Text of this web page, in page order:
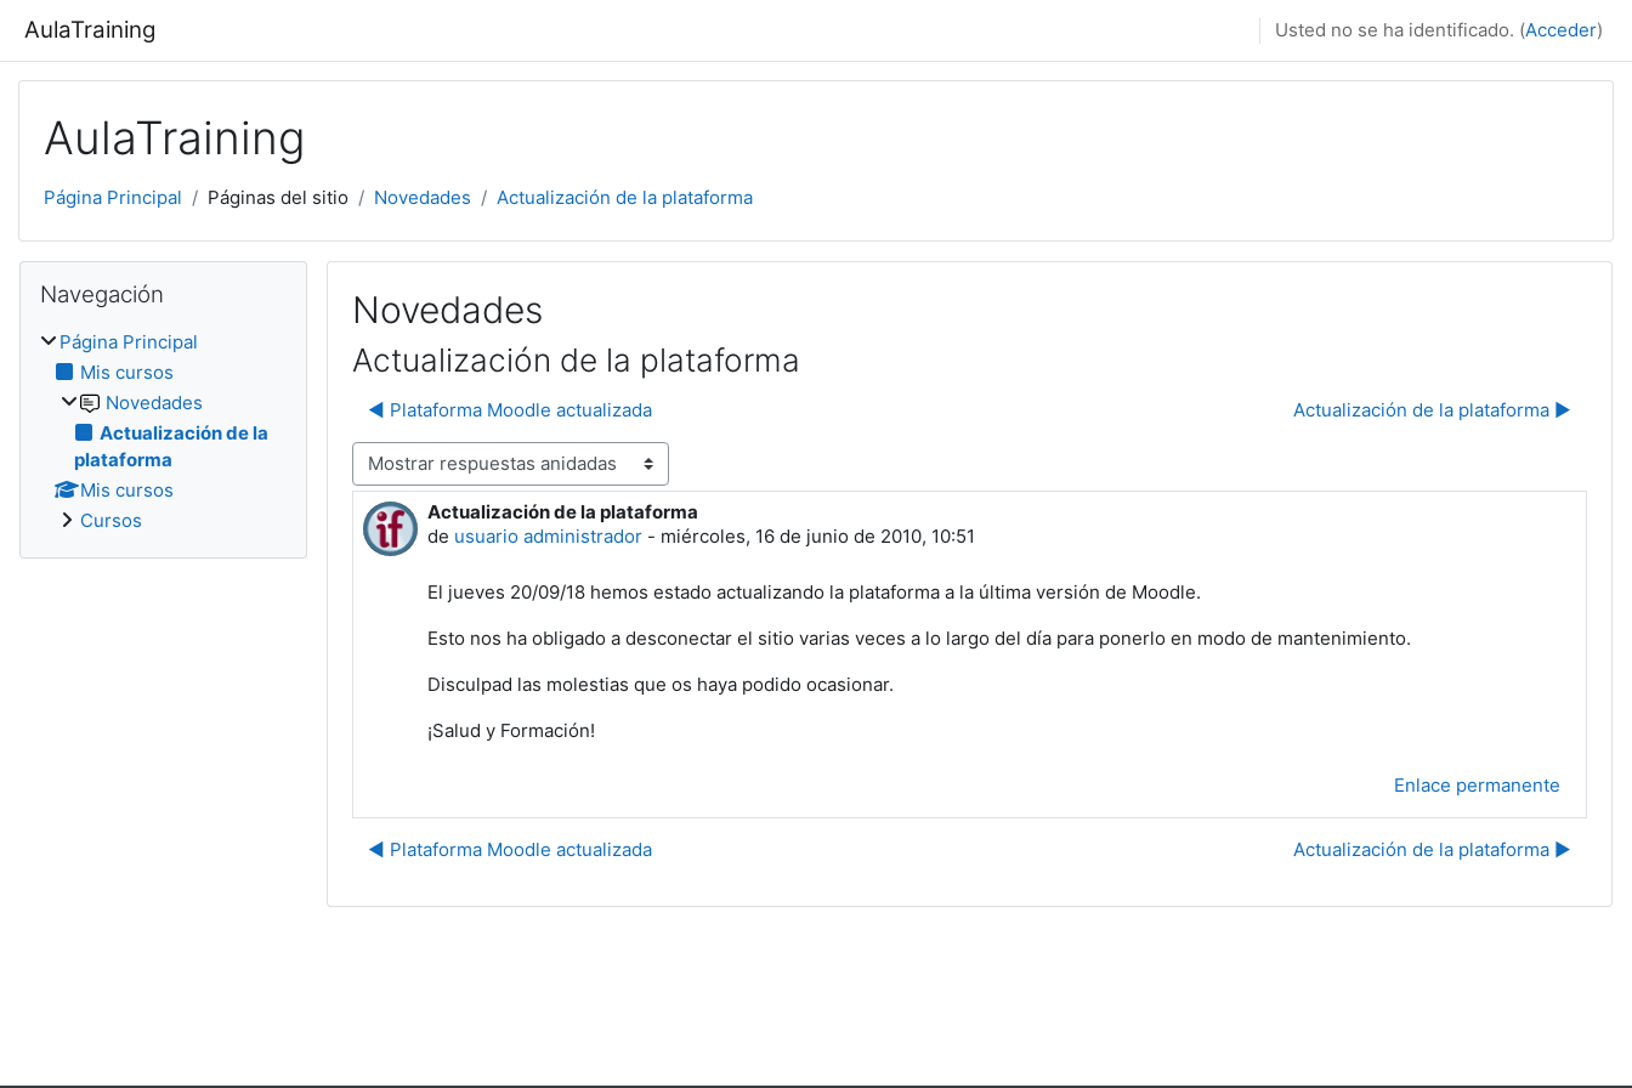
AulaTraining Usted no se ha identificado. (Acceder)
AulaTraining
Página Principal Páginas del sitio Novedades Actualización de la plataforma
Novedades
Actualización de la plataforma
◀︎ Plataforma Moodle actualizada Actualización de la plataforma ▶︎
Mostrar modo
Actualización de la plataforma
de usuario administrador- miércoles, 16 de junio de 2010, 10:51
Número de respuestas: 0
El jueves 20/09/18 hemos estado actualizando la plataforma a la última versión de Moodle.
Esto nos ha obligado a desconectar el sitio varias veces a lo largo del día para ponerlo en modo de mantenimiento.
Disculpad las molestias que os haya podido ocasionar.
¡Salud y Formación!
Enlace permanente
◀︎ Plataforma Moodle actualizada Actualización de la plataforma ▶︎
Navegación
Página Principal
Mis cursos
Novedades
Actualización de la
plataforma
Mis cursos
Cursos